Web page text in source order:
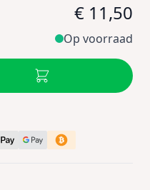
€ 11,50
Op voorraad